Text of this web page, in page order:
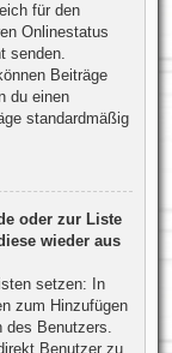
für den
Onlinestatus
senden.
Beiträge
du einen
standardmäßig
oder zur Liste
wieder aus
setzen: In
zum Hinzufügen
Benutzers.
Benutzer zu